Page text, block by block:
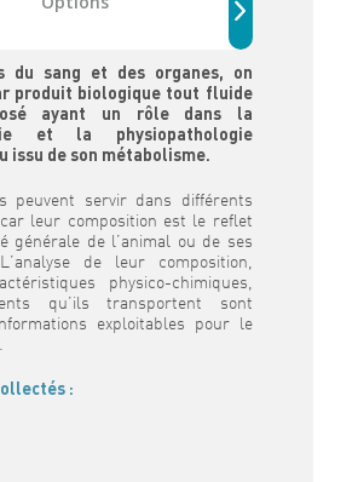
du sang et des organes, on
produit biologique tout fluide
ayant un rôle dans la
et la physiopathologie
issu de son métabolisme.
peuvent servir dans différents
leur composition est le reflet
générale de l’animal ou de ses
de leur composition,
physico-chimiques,
qu’ils transportent sont
exploitables pour le
: